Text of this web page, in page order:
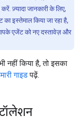
करें. ज़्यादा जानकारी के लिए,
इस्तेमाल किया जा रहा है,
एजेंट को नए दस्तावेज़ और
किया है, तो इसका
गाइडपढ़ें.